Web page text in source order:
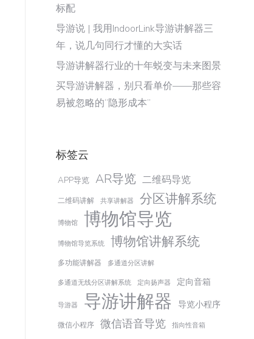
标配
导游说 | 我用IndoorLink导游讲解器三
年，说几句同行才懂的大实话
导游讲解器行业的十年蜕变与未来图景
买导游讲解器，别只看单价——那些容
易被忽略的“隐形成本”
标签云
APP导览 AR导览 二维码导览
二维码讲解 共享讲解器 分区讲解系统
博物馆 博物馆导览
博物馆导览系统 博物馆讲解系统
多功能讲解器 多通道分区讲解
多通道无线分区讲解系统 定向扬声器 定向音箱
导游器 导游讲解器 导览小程序
微信小程序 微信语音导览 指向性音箱